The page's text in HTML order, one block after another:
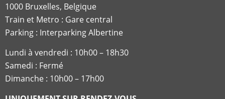
1000 Bruxelles, Belgique
Train et Metro : Gare central
Parking : Interparking Albertine
Lundi à vendredi : 10h00 – 18h30
Samedi : Fermé
Dimanche : 10h00 – 17h00